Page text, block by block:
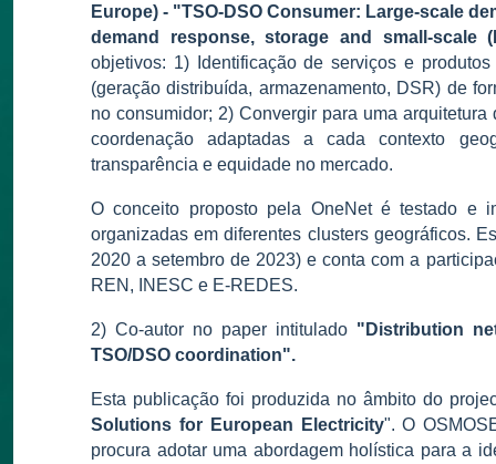
Europe) - "TSO-DSO Consumer: Large-scale
demand response, storage and small-scale
objetivos: 1) Identificação de serviços e
(geração distribuída, armazenamento, DSR) de
no consumidor; 2) Convergir para uma
coordenação adaptadas a cada contexto
transparência e equidade no mercado.
O conceito proposto pela OneNet é testado e
organizadas em diferentes clusters geográficos.
2020 a setembro de 2023) e conta com a
REN, INESC e E-REDES.
2) Co-autor no paper intitulado "Distribution
TSO/DSO coordination".
Esta publicação foi produzida no âmbito do
Solutions for European Electricity". O
procura adotar uma abordagem holística para a